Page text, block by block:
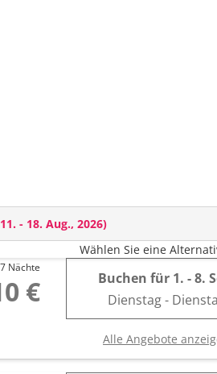
11. - 18. Aug., 2026)
Wählen Sie eine
7 Nächte
€ Buchen für 1. - 8.
Dienstag -
Alle Angebote